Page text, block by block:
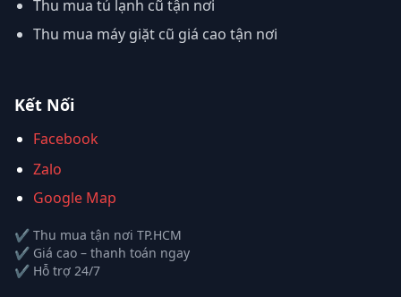
Thu mua tủ lạnh cũ tận nơi
Thu mua máy giặt cũ giá cao tận nơi
Kết Nối
Facebook
Zalo
Google Map
✔ Thu mua tận nơi TP.HCM
✔ Giá cao – thanh toán ngay
✔ Hỗ trợ 24/7